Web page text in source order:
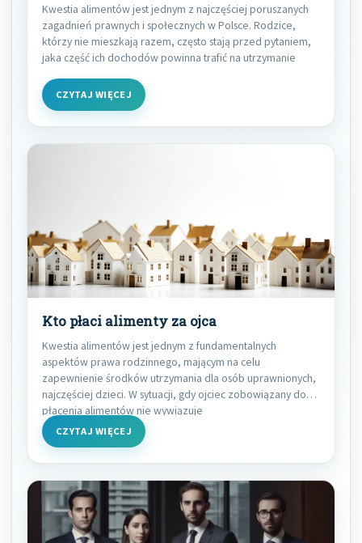
Kwestia alimentów jest jednym z najczęściej poruszanych
zagadnień prawnych i społecznych w Polsce. Rodzice,
którzy nie mieszkają razem, często stają przed pytaniem,
jaka część ich dochodów powinna trafić na utrzymanie
CZYTAJ WIĘCEJ
Kto płaci alimenty za ojca
Kwestia alimentów jest jednym z fundamentalnych
aspektów prawa rodzinnego, mającym na celu
zapewnienie środków utrzymania dla osób uprawnionych,
najczęściej dzieci. W sytuacji, gdy ojciec zobowiązany do
płacenia alimentów nie wywiązuje
CZYTAJ WIĘCEJ